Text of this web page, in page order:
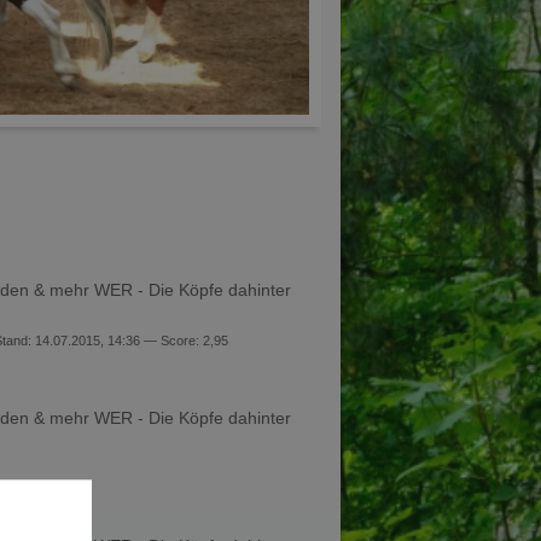
& mehr WER - Die Köpfe dahinter
14.07.2015, 14:36 — Score: 2,95
& mehr WER - Die Köpfe dahinter